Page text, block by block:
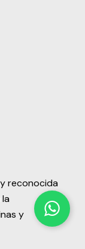
reconocida
y